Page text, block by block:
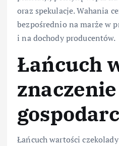
oraz spekulacje. Wahania
bezpośrednio na marże w
i na dochody producentów.
Łańcuch
znaczenie
Łańcuch wartości